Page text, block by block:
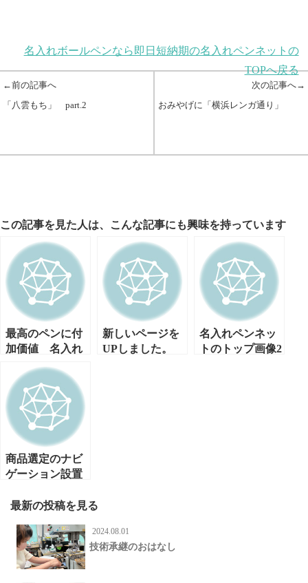
名入れボールペンなら即日短納期の名入れペンネットの
TOPへ戻る
この記事を見た人は、こんな記事にも興味を持っています
最高のペンに付
加価値 名入れ
新しいページを
UPしました。
名入れペンネッ
トのトップ画像2
商品選定のナビ
ゲーション設置
←前の記事へ
「八雲もち」 part.2
次の記事へ→
おみやげに「横浜レンガ通り」
最新の投稿を見る
2024.08.01
技術承継のおはなし